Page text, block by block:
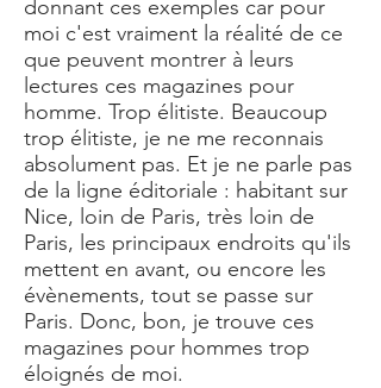
donnant ces exemples car pour
moi c'est vraiment la réalité de ce
que peuvent montrer à leurs
lectures ces magazines pour
homme. Trop élitiste. Beaucoup
trop élitiste, je ne me reconnais
absolument pas. Et je ne parle pas
de la ligne éditoriale : habitant sur
Nice, loin de Paris, très loin de
Paris, les principaux endroits qu'ils
mettent en avant, ou encore les
évènements, tout se passe sur
Paris. Donc, bon, je trouve ces
magazines pour hommes trop
éloignés de moi.